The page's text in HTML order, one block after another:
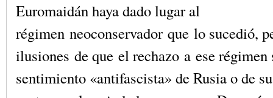
Euromaidán haya dado lugar al
régimen neoconservador que lo sucedió,
ilusiones de que el rechazo a ese
sentimiento «antifascista» de Rusia o de